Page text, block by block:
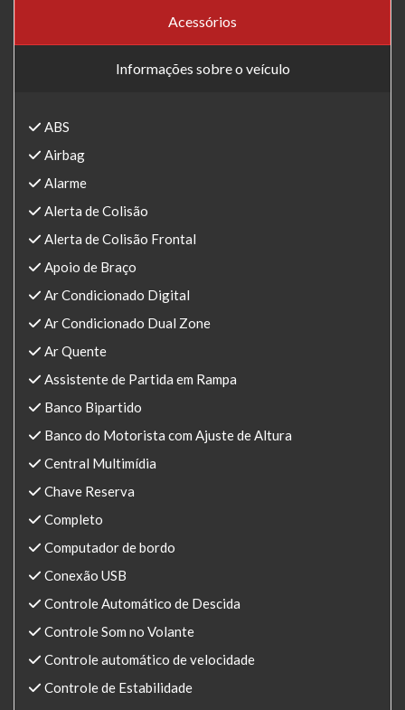
Acessórios
Informações sobre o veículo
ABS
Airbag
Alarme
Alerta de Colisão
Alerta de Colisão Frontal
Apoio de Braço
Ar Condicionado Digital
Ar Condicionado Dual Zone
Ar Quente
Assistente de Partida em Rampa
Banco Bipartido
Banco do Motorista com Ajuste de Altura
Central Multimídia
Chave Reserva
Completo
Computador de bordo
Conexão USB
Controle Automático de Descida
Controle Som no Volante
Controle automático de velocidade
Controle de Estabilidade